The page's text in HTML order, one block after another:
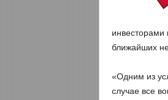
инвесторами
ближайших
«Одним из
случае все